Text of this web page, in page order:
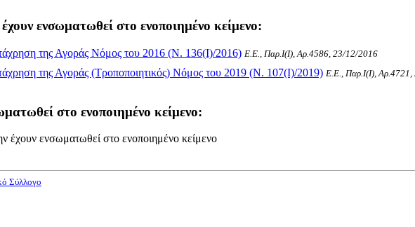
ενσωματωθεί στο ενοποιημένο κείμενο:
της Αγοράς Νόμος του 2016 (Ν. 136(I)/2016) Ε.Ε., Παρ.Ι(I), Αρ.4586, 23/12/2016
της Αγοράς (Τροποποιητικός) Νόμος του 2019 (Ν. 107(I)/2019) Ε.Ε., Παρ.Ι(I),
στο ενοποιημένο κείμενο:
έχουν ενσωματωθεί στο ενοποιημένο κείμενο
Σύλλογο